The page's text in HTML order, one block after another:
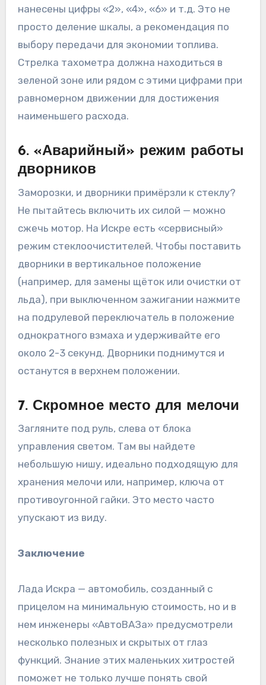
нанесены цифры «2», «4», «6» и т.д. Это не
просто деление шкалы, а рекомендация по
выбору передачи для экономии топлива.
Стрелка тахометра должна находиться в
зеленой зоне или рядом с этими цифрами при
равномерном движении для достижения
наименьшего расхода.
6. «Аварийный» режим работы
дворников
Заморозки, и дворники примёрзли к стеклу?
Не пытайтесь включить их силой — можно
сжечь мотор. На Искре есть «сервисный»
режим стеклоочистителей. Чтобы поставить
дворники в вертикальное положение
(например, для замены щёток или очистки от
льда), при выключенном зажигании нажмите
на подрулевой переключатель в положение
однократного взмаха и удерживайте его
около 2-3 секунд. Дворники поднимутся и
останутся в верхнем положении.
7. Скромное место для мелочи
Загляните под руль, слева от блока
управления светом. Там вы найдете
небольшую нишу, идеально подходящую для
хранения мелочи или, например, ключа от
противоугонной гайки. Это место часто
упускают из виду.
Заключение
Лада Искра — автомобиль, созданный с
прицелом на минимальную стоимость, но и в
нем инженеры «АвтоВАЗа» предусмотрели
несколько полезных и скрытых от глаз
функций. Знание этих маленьких хитростей
поможет не только лучше понять свой